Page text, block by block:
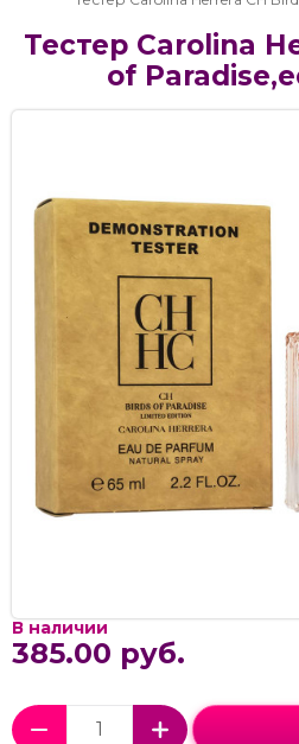
Тестер Carolina
of
В наличии
385.00 руб.